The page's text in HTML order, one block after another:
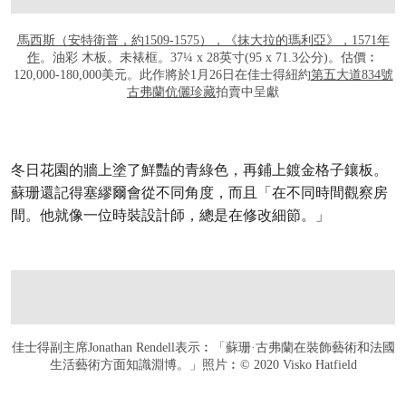
馬西斯（安特衛普，約1509-1575），《抹大拉的瑪利亞》，1571年
作。油彩 木板。未裱框。37¼ x 28英寸(95 x 71.3公分)。估價︰
120,000-180,000美元。此作將於1月26日在佳士得紐約第五大道834號
古弗蘭伉儷珍藏拍賣中呈獻
冬日花園的牆上塗了鮮豔的青綠色，再鋪上鍍金格子鑲板。
蘇珊還記得塞繆爾會從不同角度，而且「在不同時間觀察房
間。他就像一位時裝設計師，總是在修改細節。」
佳士得副主席Jonathan Rendell表示︰「蘇珊·古弗蘭在裝飾藝術和法國
生活藝術方面知識淵博。」照片︰© 2020 Visko Hatfield